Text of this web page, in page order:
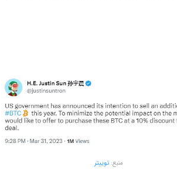
منبع: توییتر